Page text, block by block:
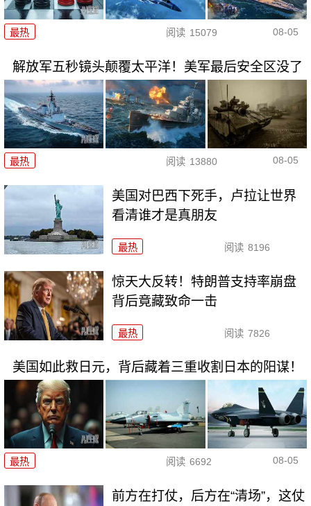
最热 阅读 15079 08-05
解放军五秒镜头颠覆太平洋！美军最后安全区没了
最热 阅读 13880 08-05
美国对巴西下死手，卢拉让世界
看清谁才是真朋友
最热 阅读 8196
惊天大反转！特朗普支持率崩盘
背后竟藏致命一击
最热 阅读 7826
美国如此救日元，背后藏着三重收割日本的阳谋！
最热 阅读 6692 08-05
前方在打仗，后方在“清场”，这仗